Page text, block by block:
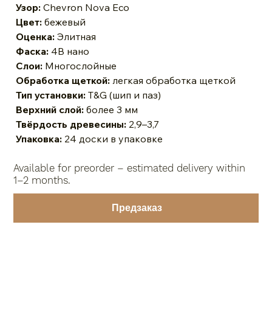
Узор: Chevron Nova Eco
Цвет: бежевый
Оценка: Элитная
Фаска: 4B нано
Слои: Многослойные
Обработка щеткой: легкая обработка щеткой
Тип установки: T&G (шип и паз)
Верхний слой: более 3 мм
Твёрдость древесины: 2,9–3,7
Упаковка: 24 доски в упаковке
Available for preorder – estimated delivery within
1–2 months.
Предзаказ